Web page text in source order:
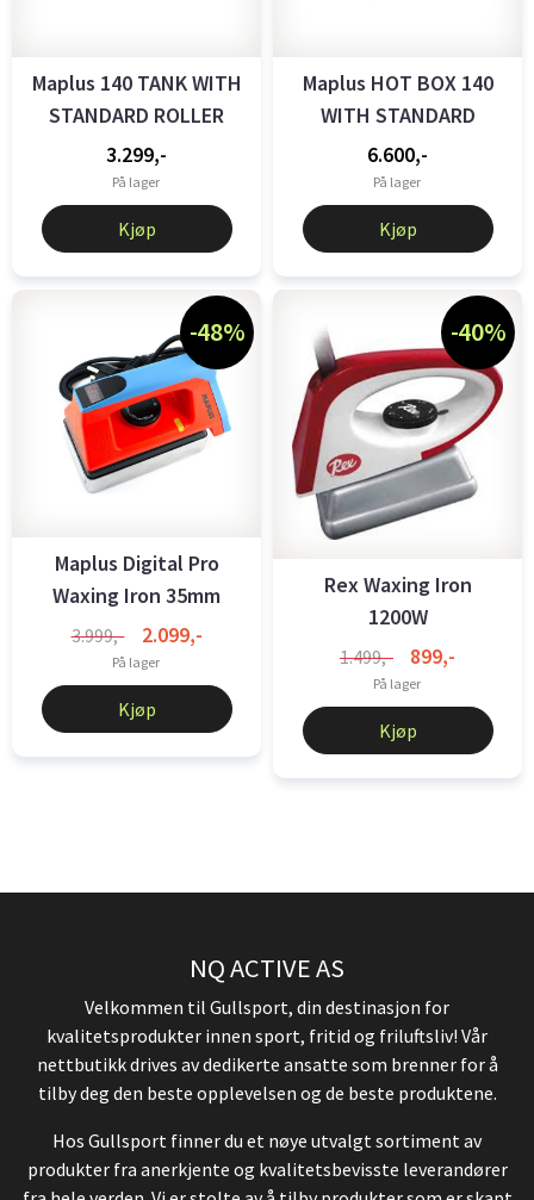
Maplus 140 TANK WITH
STANDARD ROLLER
3.299,-
På lager
Kjøp
Maplus HOT BOX 140
WITH STANDARD
ROLLER
6.600,-
På lager
Kjøp
-48%
Maplus Digital Pro
Waxing Iron 35mm
3.999,- 2.099,-
På lager
Kjøp
-40%
Rex Waxing Iron
1200W
1.499,- 899,-
På lager
Kjøp
NQ ACTIVE AS
Velkommen til Gullsport, din destinasjon for
kvalitetsprodukter innen sport, fritid og friluftsliv! Vår
nettbutikk drives av dedikerte ansatte som brenner for å
tilby deg den beste opplevelsen og de beste produktene.
Hos Gullsport finner du et nøye utvalgt sortiment av
produkter fra anerkjente og kvalitetsbevisste leverandører